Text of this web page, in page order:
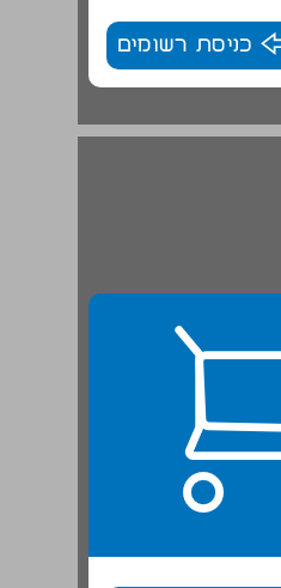
כניסת רשומים